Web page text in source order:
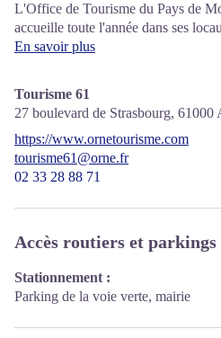
L'Office de Tourisme du Pays de
accueille toute l'année dans ses
Perche.
En savoir plus
Tourisme 61
27 boulevard de Strasbourg, 61000
https://www.ornetourisme.com
tourisme61@orne.fr
02 33 28 88 71
Accès routiers et parkings
Stationnement :
Parking de la voie verte, mairie